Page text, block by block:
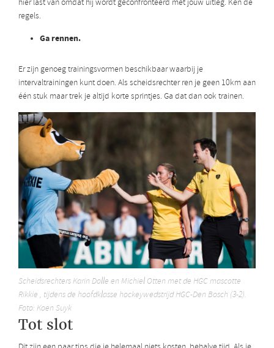
hier last van omdat hij wordt geconfronteerd met jouw uitleg. Ken de
regels.
Ga rennen.
Er zijn genoeg trainingsvormen beschikbaar waarbij je
intervaltrainingen kunt doen. Als scheidsrechter ren je geen 10km aan
één stuk maar trek je altijd korte sprintjes. Ga dat dan ook trainen.
Scheidsrechters Karin Dolle en Michiel Otten met de HGC mascotte
Rikkie , tijdens de hoofdklasse hockeywedstrijd HGC-Den Bosch (3-2).
Foto: Koen Suyk
Tot slot